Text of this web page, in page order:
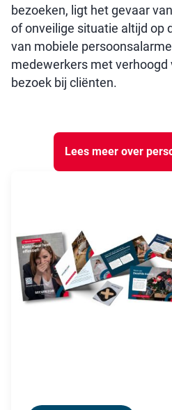
bezoeken, ligt het gevaar
of onveilige situatie altijd op
van mobiele
medewerkers met verhoogd
bezoek bij cliënten.
Lees meer over